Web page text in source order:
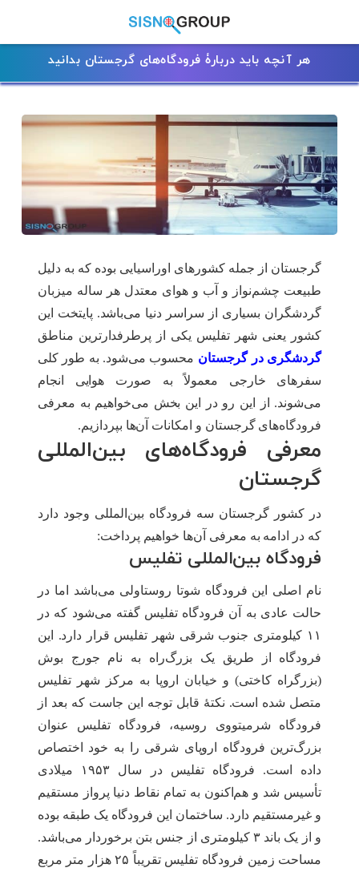
هر آنچه باید دربارۀ فرودگاه‌های گرجستان بدانید
گرجستان از جمله کشورهای اوراسیایی بوده که به دلیل
طبیعت چشم‌نواز و آب و هوای معتدل هر ساله میزبان
گردشگران بسیاری از سراسر دنیا می‌باشد. پایتخت این
کشور یعنی شهر تفلیس یکی از پرطرفدارترین مناطق
گردشگری در گرجستان محسوب می‌شود. به طور کلی
سفرهای خارجی معمولاً به صورت هوایی انجام
می‌شوند. از این رو در این بخش می‌خواهیم به معرفی
فرودگاه‌های گرجستان و امکانات آن‌ها بپردازیم.
معرفی فرودگاه‌های بین‌المللی
گرجستان
در کشور گرجستان سه فرودگاه بین‌المللی وجود دارد
که در ادامه به معرفی آن‌ها خواهیم پرداخت:
فرودگاه بین‌المللی تفلیس
نام اصلی این فرودگاه شوتا روستاولی می‌باشد اما در
حالت عادی به آن فرودگاه تفلیس گفته می‌شود که در
۱۱ کیلومتری جنوب شرقی شهر تفلیس قرار دارد. این
فرودگاه از طریق یک بزرگ‌راه به نام جورج بوش
(بزرگراه کاختی) و خیابان اروپا به مرکز شهر تفلیس
متصل شده است. نکتۀ قابل توجه این جاست که بعد از
فرودگاه شرمیتووی روسیه، فرودگاه تفلیس عنوان
بزرگ‌ترین فرودگاه اروپای شرقی را به خود اختصاص
داده است. فرودگاه تفلیس در سال ۱۹۵۳ میلادی
تأسیس شد و هم‌اکنون به تمام نقاط دنیا پرواز مستقیم
و غیرمستقیم دارد. ساختمان این فرودگاه یک طبقه بوده
و از یک باند ۳ کیلومتری از جنس بتن برخوردار می‌باشد.
مساحت زمین فرودگاه تفلیس تقریباً ۲۵ هزار متر مربع